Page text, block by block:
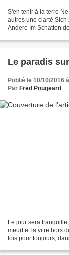
S'en tenir à la terre
autres une clarté
Andere Im Schatten
Le paradis
Publié le 10/10/2016
Par Fred Pougeard
Le jour sera
meurt et la vitre hors
fois pour toujours,